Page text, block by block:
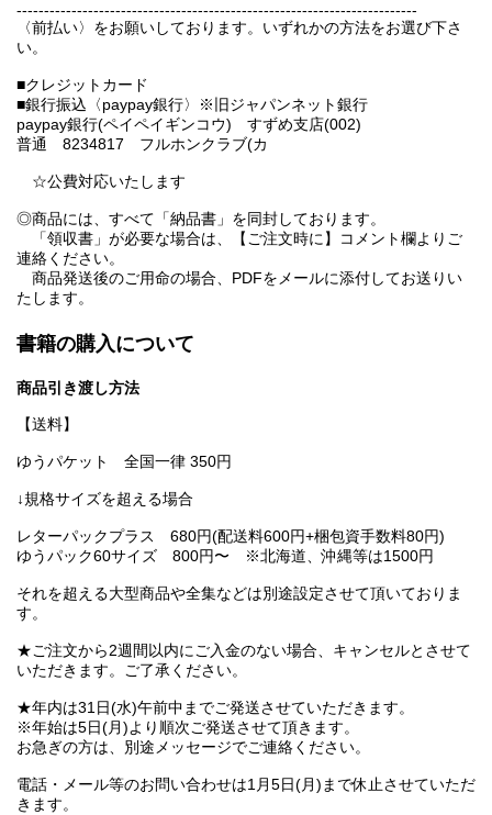
-------------------------------------------------------------------------
〈前払い〉をお願いしております。いずれかの方法をお選び下さ
い。
■クレジットカード
■銀行振込〈paypay銀行〉※旧ジャパンネット銀行
paypay銀行(ペイペイギンコウ) すずめ支店(002)
普通 8234817 フルホンクラブ(カ
☆公費対応いたします
◎商品には、すべて「納品書」を同封しております。
「領収書」が必要な場合は、【ご注文時に】コメント欄よりご
連絡ください。
商品発送後のご用命の場合、PDFをメールに添付してお送りい
たします。
書籍の購入について
商品引き渡し方法
【送料】
ゆうパケット 全国一律 350円
↓規格サイズを超える場合
レターパックプラス 680円(配送料600円+梱包資手数料80円)
ゆうパック60サイズ 800円〜 ※北海道、沖縄等は1500円
それを超える大型商品や全集などは別途設定させて頂いておりま
す。
★ご注文から2週間以内にご入金のない場合、キャンセルとさせて
いただきます。ご了承ください。
★年内は31日(水)午前中までご発送させていただきます。
※年始は5日(月)より順次ご発送させて頂きます。
お急ぎの方は、別途メッセージでご連絡ください。
電話・メール等のお問い合わせは1月5日(月)まで休止させていただ
きます。